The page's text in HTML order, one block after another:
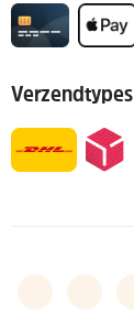
Verzendtypes